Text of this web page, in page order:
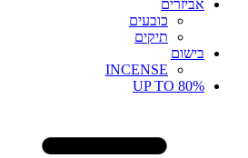
אביזרים
כובעים
תיקים
בישום
INCENSE
UP TO 80%